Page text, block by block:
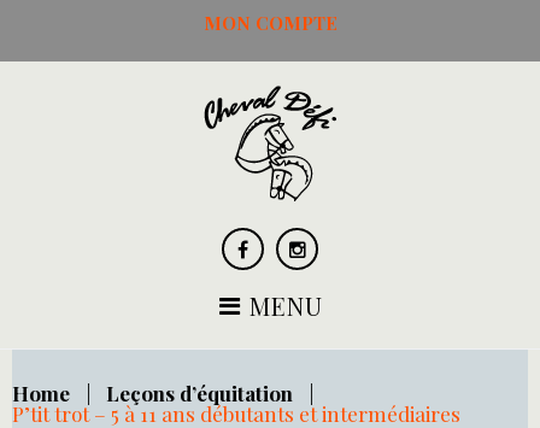
MON COMPTE
MENU
Home Leçons d’équitation
P’tit trot – 5 à 11 ans débutants et intermédiaires